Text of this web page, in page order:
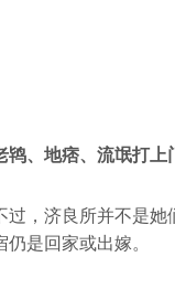
鸨、地痞、流氓打上
过，济良所并不是她
仍是回家或出嫁。